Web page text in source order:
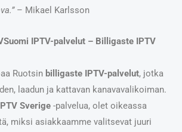
– Mikael Karlsson
IPTV-palvelut – Billigaste IPTV
Ruotsin billigaste IPTV-palvelut, jotka
laadun ja kattavan kanavavalikoiman.
Sverige -palvelua, olet oikeassa
miksi asiakkaamme valitsevat juuri